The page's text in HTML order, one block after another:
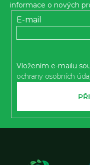
informace o nových
E-mail
Vložením e-mailu
ochrany osobních